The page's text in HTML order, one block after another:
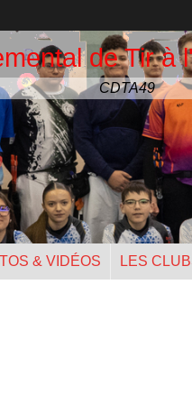
de Tir à
CDTA49
& VIDÉOS LES